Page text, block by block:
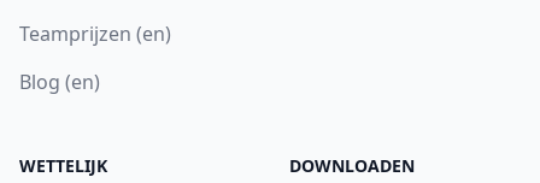
Teamprijzen (en)
Blog (en)
WETTELIJK DOWNLOADEN